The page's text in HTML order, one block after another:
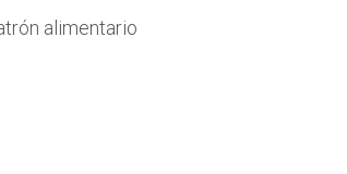
alimentario